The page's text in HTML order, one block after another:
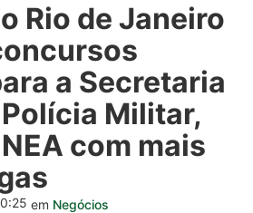
Rio de Janeiro
a Secretaria
Militar,
com mais
em Negócios